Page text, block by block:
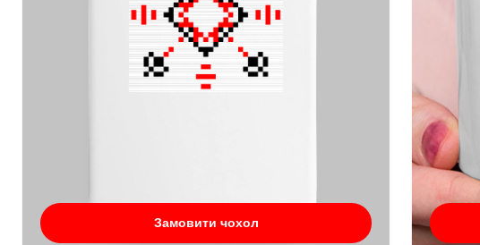
Замовити чохол